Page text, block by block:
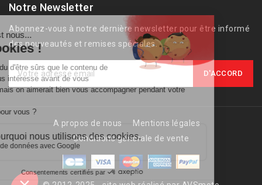
Notre Newsletter
Abonnez-vous à notre dernière newsletter pour être informé
des nouveautés et remises spéciales.
A propos de nous
Mentions légales
Conditions générale de vente